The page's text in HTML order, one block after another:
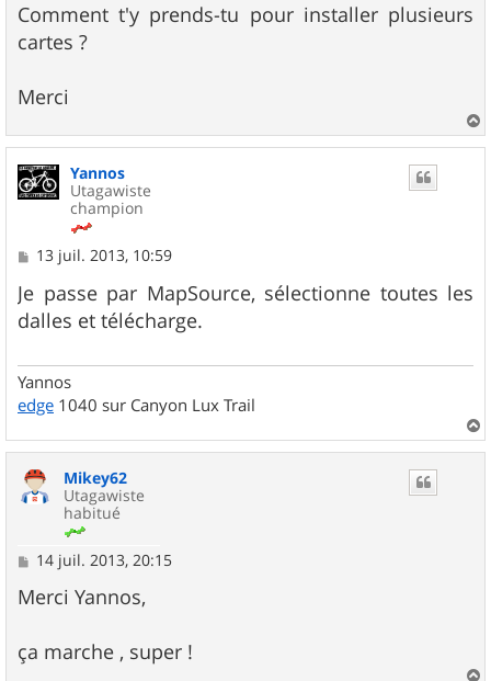
g
e
Comment t'y prends-tu pour installer plusieurs
cartes ?
Merci
a
Yannos
Utagawiste
champion
M
s
s
a
13 juil. 2013, 10:59
Je passe par MapSource, sélectionne toutes les
dalles et télécharge.
Yannos
edge 1040 sur Canyon Lux Trail
a
Mikey62
Utagawiste
habitué
M
s
s
g
e
14 juil. 2013, 20:15
Merci Yannos,
ça marche , super !